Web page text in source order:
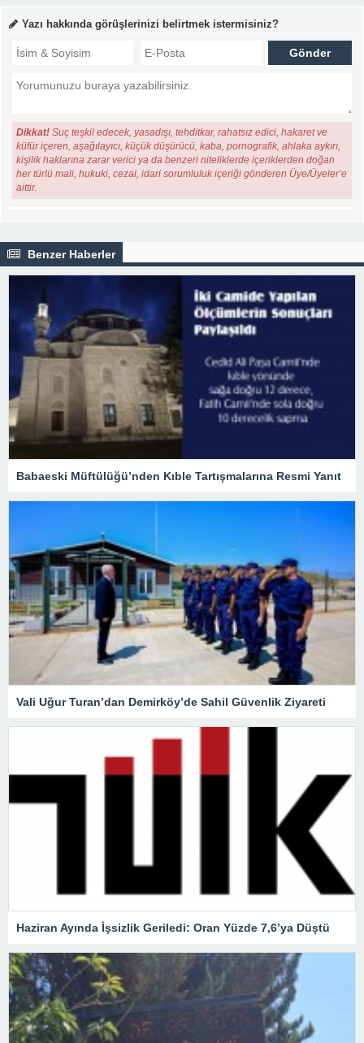
Yazı hakkında görüşlerinizi belirtmek istermisiniz?
Dikkat! Suç teşkil edecek, yasadışı, tehditkar, rahatsız edici, hakaret ve
küfür içeren, aşağılayıcı, küçük düşürücü, kaba, pornografik, ahlaka aykırı,
kişilik haklarına zarar verici ya da benzeri niteliklerde içeriklerden doğan
her türlü mali, hukuki, cezai, idari sorumluluk içeriği gönderen Üye/Üyeler’e
aittir.
Benzer Haberler
Babaeski Müftülüğü’nden Kıble Tartışmalarına Resmi Yanıt
Vali Uğur Turan’dan Demirköy’de Sahil Güvenlik Ziyareti
Haziran Ayında İşsizlik Geriledi: Oran Yüzde 7,6’ya Düştü